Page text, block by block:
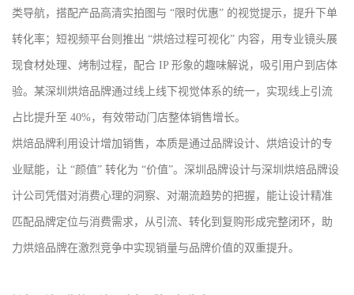
类导航，搭配产品高清实拍图与 “限时优惠” 的视觉提示，提升下单
转化率；短视频平台则推出 “烘焙过程可视化” 内容，用专业镜头展
现食材处理、烤制过程，配合 IP 形象的趣味解说，吸引用户到店体
验。某深圳烘焙品牌通过线上线下视觉体系的统一，实现线上引流
占比提升至 40%，有效带动门店整体销售增长。
烘焙品牌利用设计增加销售，本质是通过品牌设计、烘焙设计的专
业赋能，让 “颜值” 转化为 “价值”。深圳品牌设计与深圳烘焙品牌设
计公司凭借对消费心理的洞察、对潮流趋势的把握，能让设计精准
匹配品牌定位与消费需求，从引流、转化到复购形成完整闭环，助
力烘焙品牌在激烈竞争中实现销量与品牌价值的双重提升。